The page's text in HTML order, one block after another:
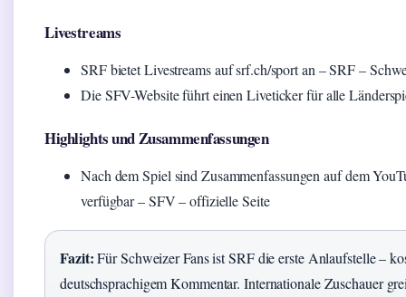
Livestreams
SRF bietet Livestreams auf srf.ch/sport an – SRF –
Die SFV-Website führt einen Liveticker für alle
Highlights und Zusammenfassungen
Nach dem Spiel sind Zusammenfassungen auf dem
verfügbar – SFV – offizielle Seite
Fazit:Für Schweizer Fans ist SRF die erste Anlaufstelle –
deutschsprachigem Kommentar. Internationale Zuschauer